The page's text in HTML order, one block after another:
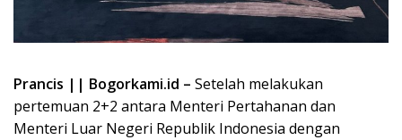
Prancis || Bogorkami.id – Setelah melakukan
pertemuan 2+2 antara Menteri Pertahanan dan
Menteri Luar Negeri Republik Indonesia dengan